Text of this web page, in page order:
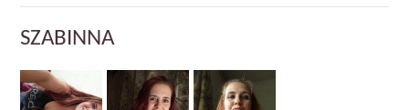
SZABINNA